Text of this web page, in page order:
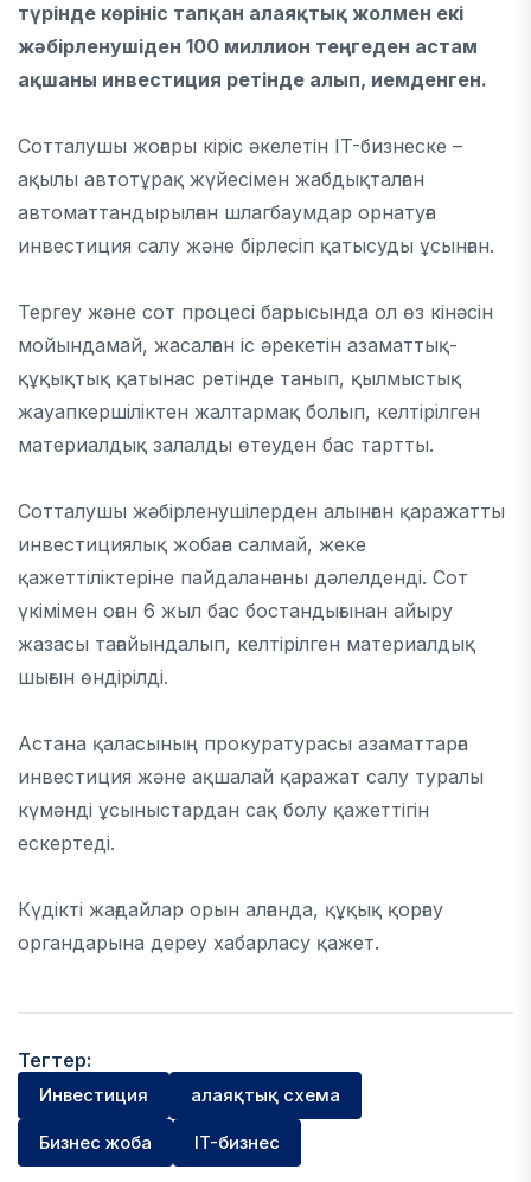
түрінде көрініс тапқан алаяқтық жолмен екі
жәбірленушіден 100 миллион теңгеден астам
ақшаны инвестиция ретінде алып, иемденген.
Сотталушы жоғары кіріс әкелетін IT-бизнеске –
ақылы автотұрақ жүйесімен жабдықталған
автоматтандырылған шлагбаумдар орнатуға
инвестиция салу және бірлесіп қатысуды ұсынған.
Тергеу және сот процесі барысында ол өз кінәсін
мойындамай, жасалған іс әрекетін азаматтық-
құқықтық қатынас ретінде танып, қылмыстық
жауапкершіліктен жалтармақ болып, келтірілген
материалдық залалды өтеуден бас тартты.
Сотталушы жәбірленушілерден алынған қаражатты
инвестициялық жобаға салмай, жеке
қажеттіліктеріне пайдаланғаны дәлелденді. Сот
үкімімен оған 6 жыл бас бостандығынан айыру
жазасы тағайындалып, келтірілген материалдық
шығын өндірілді.
Астана қаласының прокуратурасы азаматтарға
инвестиция және ақшалай қаражат салу туралы
күмәнді ұсыныстардан сақ болу қажеттігін
ескертеді.
Күдікті жағдайлар орын алғанда, құқық қорғау
органдарына дереу хабарласу қажет.
Тегтер:
Инвестиция алаяқтық схема
Бизнес жоба IT-бизнес